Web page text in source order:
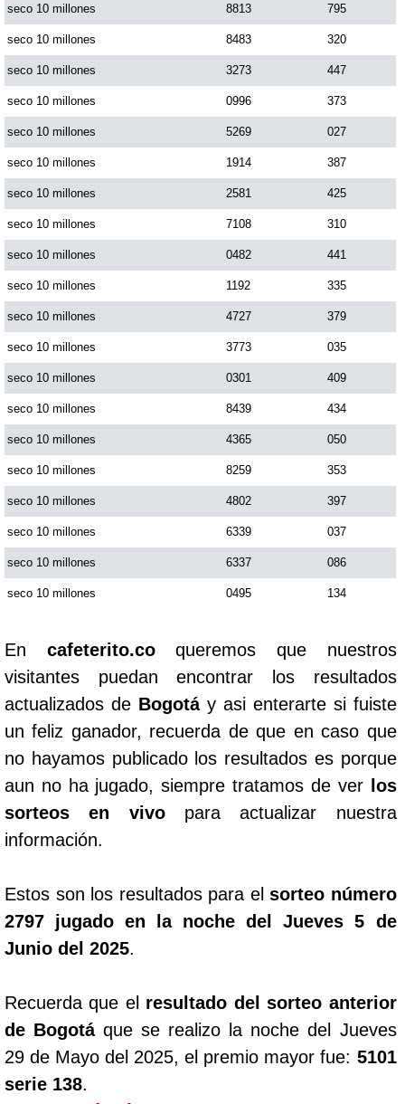
seco 10 millones 8813 795
seco 10 millones 8483 320
seco 10 millones 3273 447
seco 10 millones 0996 373
seco 10 millones 5269 027
seco 10 millones 1914 387
seco 10 millones 2581 425
seco 10 millones 7108 310
seco 10 millones 0482 441
seco 10 millones 1192 335
seco 10 millones 4727 379
seco 10 millones 3773 035
seco 10 millones 0301 409
seco 10 millones 8439 434
seco 10 millones 4365 050
seco 10 millones 8259 353
seco 10 millones 4802 397
seco 10 millones 6339 037
seco 10 millones 6337 086
seco 10 millones 0495 134
En cafeterito.coqueremos que nuestros
visitantes puedan encontrar los resultados
actualizados de Bogotáy asi enterarte si fuiste
un feliz ganador, recuerda de que en caso que
no hayamos publicado los resultados es porque
aun no ha jugado, siempre tratamos de ver
los
sorteos en vivopara actualizar nuestra
información.
Estos son los resultados para elsorteo número
2797 jugado en la noche del Jueves 5 de
Junio del 2025.
Recuerda que el resultado del sorteo anterior
de Bogotáque se realizo la noche del Jueves
29 de Mayo del 2025, el premio mayor fue: 5101
serie 138.